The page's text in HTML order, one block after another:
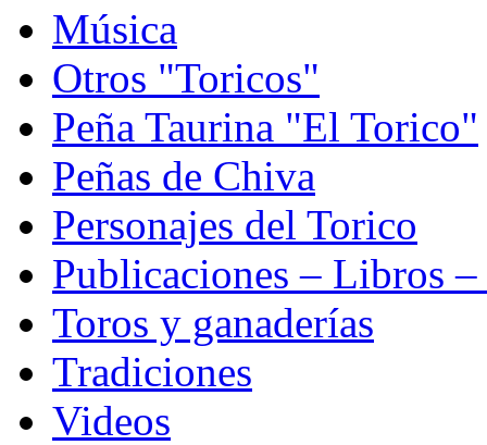
Música
Otros "Toricos"
Peña Taurina "El Torico"
Peñas de Chiva
Personajes del Torico
Publicaciones – Libros –
Toros y ganaderías
Tradiciones
Videos